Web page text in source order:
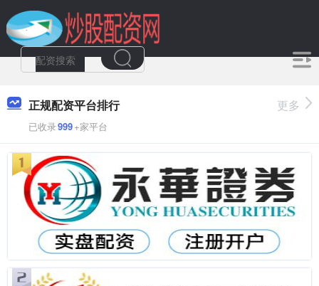
正规配资平台排行
已收录999+家平台
更多